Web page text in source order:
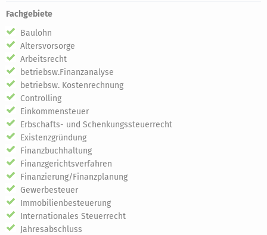
Fachgebiete
Baulohn
Altersvorsorge
Arbeitsrecht
betriebsw.Finanzanalyse
betriebsw. Kostenrechnung
Controlling
Einkommensteuer
Erbschafts- und Schenkungssteuerrecht
Existenzgründung
Finanzbuchhaltung
Finanzgerichtsverfahren
Finanzierung/Finanzplanung
Gewerbesteuer
Immobilienbesteuerung
Internationales Steuerrecht
Jahresabschluss